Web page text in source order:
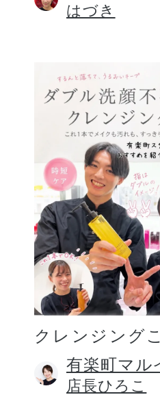
はづき
クレンジング
有楽町マル
店長ひろこ